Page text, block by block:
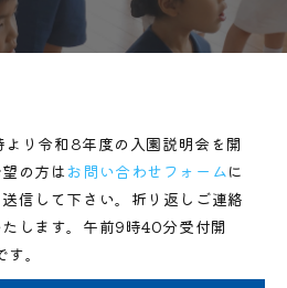
り令和8年度の入園説明会を開
の方はお問い合わせフォームに
信して下さい。折り返しご連絡
します。午前9時40分受付開
。